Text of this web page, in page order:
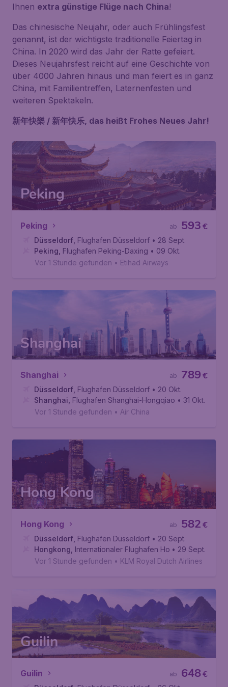
Ihnen extra günstige Flüge nach China!
Das chinesische Neujahr, oder auch Frühlingsfest
genannt, ist der wichtigste traditionelle Feiertag in
China. In 2020 wird das Jahr der Ratte gefeiert.
Dieses Neujahrsfest reicht auf eine Geschichte von
über 4000 Jahren hinaus und man feiert es in ganz
China, mit Familientreffen, Laternenfesten und
weiteren Spektakeln.
新年快樂 / 新年快乐, das heißt Frohes Neues Jahr!
Peking
Peking €
593
ab
Düsseldorf Flughafen Düsseldorf • 28 Sept.
Peking Flughafen Peking-Daxing • 09 Okt.
Vor 1 Stunde gefunden • Etihad Airways
Shanghai
Shanghai €
789
ab
Düsseldorf Flughafen Düsseldorf • 20 Okt.
Shanghai Flughafen Shanghai-Hongqiao • 31 Okt.
Vor 1 Stunde gefunden • Air China
Hong Kong
Hong Kong €
582
ab
Düsseldorf Flughafen Düsseldorf • 20 Sept.
Hongkong Internationaler Flughafen Hongkong
• 29 Sept.
Vor 1 Stunde gefunden • KLM Royal Dutch Airlines
Guilin
Guilin €
648
ab